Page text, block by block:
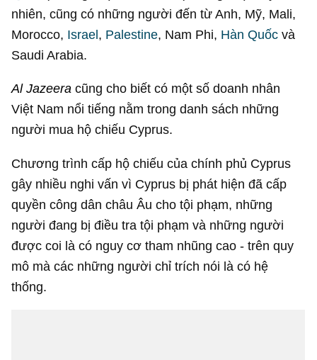
nhiên, cũng có những người đến từ Anh, Mỹ, Mali,
Morocco, Israel, Palestine, Nam Phi, Hàn Quốc và
Saudi Arabia.
Al Jazeeracũng cho biết có một số doanh nhân
Việt Nam nổi tiếng nằm trong danh sách những
người mua hộ chiếu Cyprus.
Chương trình cấp hộ chiếu của chính phủ Cyprus
gây nhiều nghi vấn vì Cyprus bị phát hiện đã cấp
quyền công dân châu Âu cho tội phạm, những
người đang bị điều tra tội phạm và những người
được coi là có nguy cơ tham nhũng cao - trên quy
mô mà các những người chỉ trích nói là có hệ
thống.